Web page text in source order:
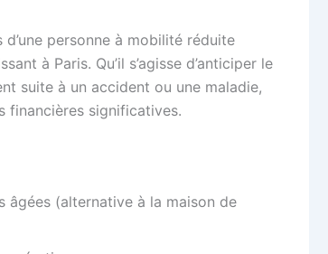
d’une personne à mobilité réduite
à Paris. Qu’il s’agisse d’anticiper le
suite à un accident ou une maladie,
financières significatives.
âgées (alternative à la maison de